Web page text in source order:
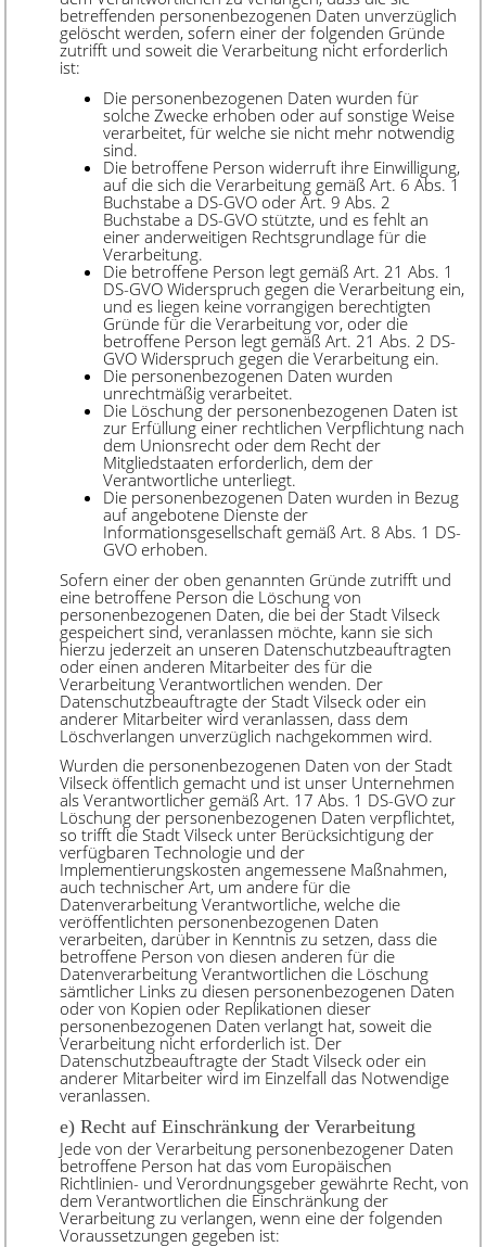
betreffenden personenbezogenen Daten unverzüglich
gelöscht werden, sofern einer der folgenden Gründe
zutrifft und soweit die Verarbeitung nicht erforderlich
ist:
Die personenbezogenen Daten wurden für
solche Zwecke erhoben oder auf sonstige Weise
verarbeitet, für welche sie nicht mehr notwendig
sind.
Die betroffene Person widerruft ihre Einwilligung,
auf die sich die Verarbeitung gemäß Art. 6 Abs. 1
Buchstabe a DS-GVO oder Art. 9 Abs. 2
Buchstabe a DS-GVO stützte, und es fehlt an
einer anderweitigen Rechtsgrundlage für die
Verarbeitung.
Die betroffene Person legt gemäß Art. 21 Abs. 1
DS-GVO Widerspruch gegen die Verarbeitung ein,
und es liegen keine vorrangigen berechtigten
Gründe für die Verarbeitung vor, oder die
betroffene Person legt gemäß Art. 21 Abs. 2 DS-
GVO Widerspruch gegen die Verarbeitung ein.
Die personenbezogenen Daten wurden
unrechtmäßig verarbeitet.
Die Löschung der personenbezogenen Daten ist
zur Erfüllung einer rechtlichen Verpflichtung nach
dem Unionsrecht oder dem Recht der
Mitgliedstaaten erforderlich, dem der
Verantwortliche unterliegt.
Die personenbezogenen Daten wurden in Bezug
auf angebotene Dienste der
Informationsgesellschaft gemäß Art. 8 Abs. 1 DS-
GVO erhoben.
Sofern einer der oben genannten Gründe zutrifft und
eine betroffene Person die Löschung von
personenbezogenen Daten, die bei der Stadt Vilseck
gespeichert sind, veranlassen möchte, kann sie sich
hierzu jederzeit an unseren Datenschutzbeauftragten
oder einen anderen Mitarbeiter des für die
Verarbeitung Verantwortlichen wenden. Der
Datenschutzbeauftragte der Stadt Vilseck oder ein
anderer Mitarbeiter wird veranlassen, dass dem
Löschverlangen unverzüglich nachgekommen wird.
Wurden die personenbezogenen Daten von der Stadt
Vilseck öffentlich gemacht und ist unser Unternehmen
als Verantwortlicher gemäß Art. 17 Abs. 1 DS-GVO zur
Löschung der personenbezogenen Daten verpflichtet,
so trifft die Stadt Vilseck unter Berücksichtigung der
verfügbaren Technologie und der
Implementierungskosten angemessene Maßnahmen,
auch technischer Art, um andere für die
Datenverarbeitung Verantwortliche, welche die
veröffentlichten personenbezogenen Daten
verarbeiten, darüber in Kenntnis zu setzen, dass die
betroffene Person von diesen anderen für die
Datenverarbeitung Verantwortlichen die Löschung
sämtlicher Links zu diesen personenbezogenen Daten
oder von Kopien oder Replikationen dieser
personenbezogenen Daten verlangt hat, soweit die
Verarbeitung nicht erforderlich ist. Der
Datenschutzbeauftragte der Stadt Vilseck oder ein
anderer Mitarbeiter wird im Einzelfall das Notwendige
veranlassen.
e) Recht auf Einschränkung der Verarbeitung
Jede von der Verarbeitung personenbezogener Daten
betroffene Person hat das vom Europäischen
Richtlinien- und Verordnungsgeber gewährte Recht, von
dem Verantwortlichen die Einschränkung der
Verarbeitung zu verlangen, wenn eine der folgenden
Voraussetzungen gegeben ist: